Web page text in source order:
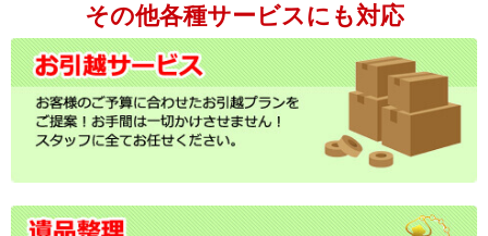
その他各種サービスにも対応